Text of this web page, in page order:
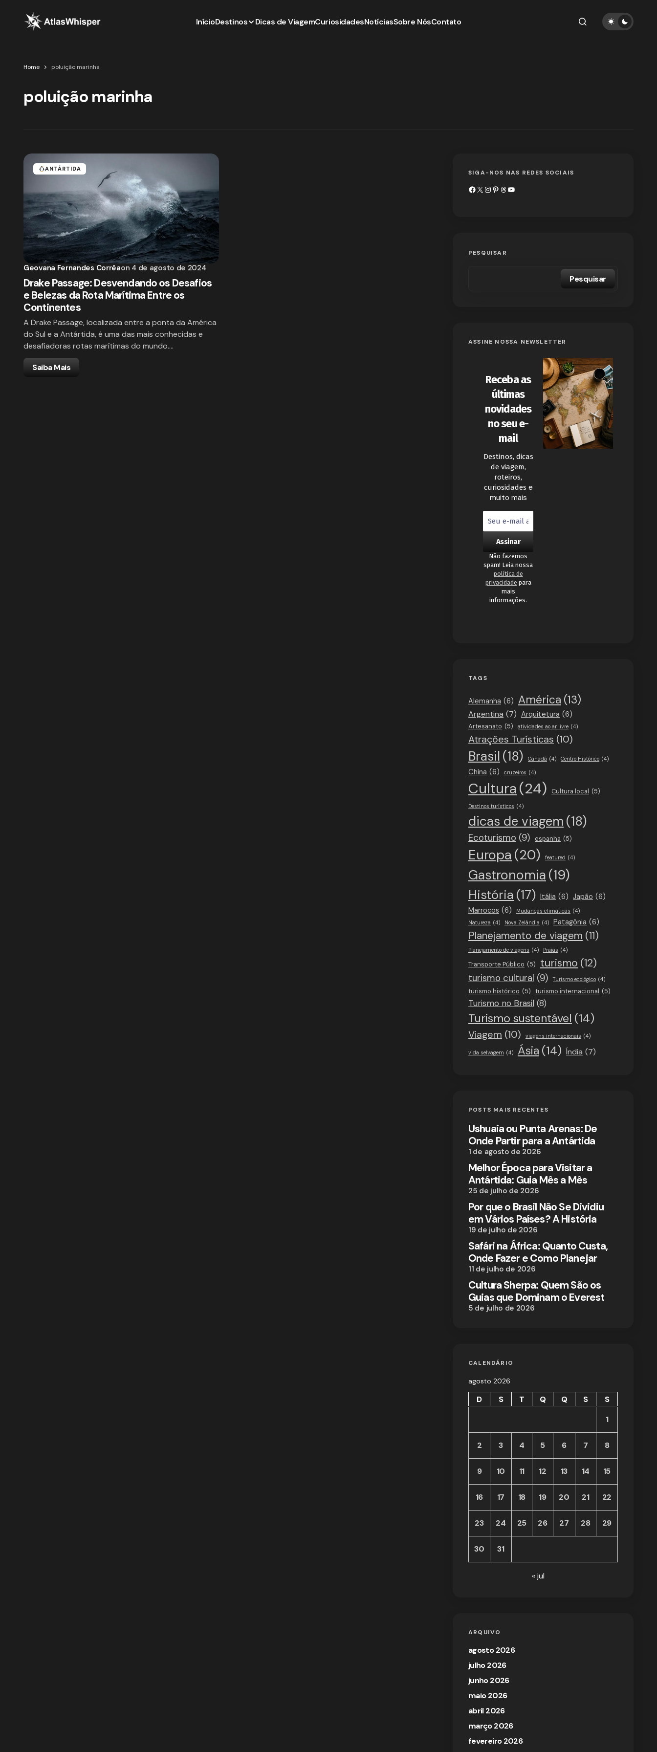
InícioDestinos Dicas de ViagemCuriosidadesNotíciasSobre NósContato
Home poluição marinha
poluição marinha
ANTÁRTIDA
Geovana Fernandes Corrêaon 4 de agosto de 2024
Drake Passage: Desvendando os Desafios
e Belezas da Rota Marítima Entre os
Continentes
A Drake Passage, localizada entre a ponta da América
do Sul e a Antártida, é uma das mais conhecidas e
desafiadoras rotas marítimas do mundo.…
Saiba Mais
SIGA-NOS NAS REDES SOCIAIS
PESQUISAR
Pesquisar
ASSINE NOSSA NEWSLETTER
Receba as
últimas
novidades
no seu e-
mail
Destinos, dicas
de viagem,
roteiros,
curiosidades e
muito mais
Não fazemos
spam! Leia nossa
política de
privacidade para
mais
informações.
TAGS
Alemanha (6) América (13)
Argentina (7) Arquitetura (6)
Artesanato (5) atividades ao ar livre (4)
Atrações Turísticas (10)
Brasil (18) Canadá (4) Centro Histórico (4)
China (6) cruzeiros (4)
Cultura(24) Cultura local (5)
Destinos turísticos (4)
dicas de viagem (18)
Ecoturismo (9) espanha (5)
Europa (20) featured (4)
Gastronomia (19)
História (17) Itália (6) Japão (6)
Marrocos (6) Mudanças climáticas (4)
Natureza (4) Nova Zelândia (4) Patagônia (6)
Planejamento de viagem (11)
Planejamento de viagens (4) Praias (4)
Transporte Público (5) turismo (12)
turismo cultural (9) Turismo ecológico (4)
turismo histórico (5) turismo internacional (5)
Turismo no Brasil (8)
Turismo sustentável (14)
Viagem (10) viagens internacionais (4)
vida selvagem (4) Ásia (14) Índia (7)
POSTS MAIS RECENTES
Ushuaia ou Punta Arenas: De
Onde Partir para a Antártida
1 de agosto de 2026
Melhor Época para Visitar a
Antártida: Guia Mês a Mês
25 de julho de 2026
Por que o Brasil Não Se Dividiu
em Vários Países? A História
19 de julho de 2026
Safári na África: Quanto Custa,
Onde Fazer e Como Planejar
11 de julho de 2026
Cultura Sherpa: Quem São os
Guias que Dominam o Everest
5 de julho de 2026
CALENDÁRIO
agosto 2026
D S T Q Q S
S
1
2 3 4 5 6 7 8
9 10 11 12 13 14 15
16 17 18 19 20 21 22
23 24 25 26 27 28 29
30 31
« jul
ARQUIVO
agosto 2026
julho 2026
junho 2026
maio 2026
abril 2026
março 2026
fevereiro 2026